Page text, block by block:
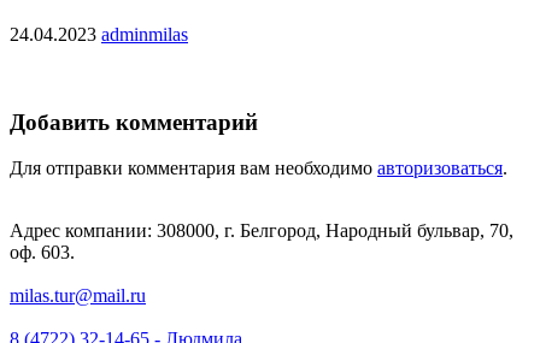
24.04.2023 adminmilas
Добавить комментарий
Для отправки комментария вам необходимо авторизоваться.
Адрес компании: 308000, г. Белгород, Народный бульвар, 70,
оф. 603.
milas.tur@mail.ru